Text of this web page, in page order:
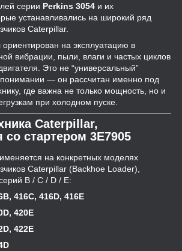
серии Perkins 3054 и их
устанавливались на широкий ряд
Caterpillar.
ориентирован на эксплуатацию в
вибрации, пыли, влаги и частых циклов
Это не “универсальный”
— он рассчитан именно под
где важна не только мощность, но и
при холодном пуске.
Caterpillar,
стартером 3E7905
на конкретных моделях
Caterpillar (Backhoe Loader),
B / C / D / E:
416C, 416D, 416E
420E
422E